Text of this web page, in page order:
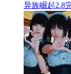
异族崛起2.8